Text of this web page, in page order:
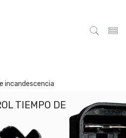
incandescencia
TIEMPO DE